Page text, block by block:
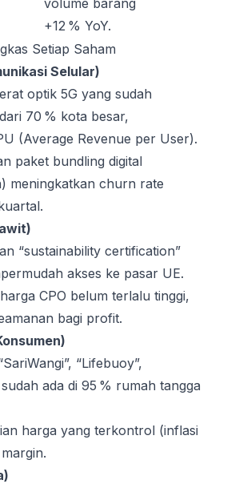
volume barang
+12 % YoY.
Setiap Saham
Selular)
optik 5G yang sudah
70 % kota besar,
(Average Revenue per User).
paket bundling digital
meningkatkan churn rate
“sustainability certification”
akses ke pasar UE.
CPO belum terlalu tinggi,
bagi profit.
“Lifebuoy”,
ada di 95 % rumah tangga
harga yang terkontrol (inflasi